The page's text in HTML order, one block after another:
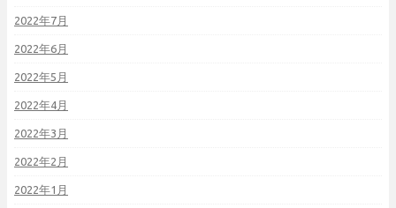
2022年7月
2022年6月
2022年5月
2022年4月
2022年3月
2022年2月
2022年1月